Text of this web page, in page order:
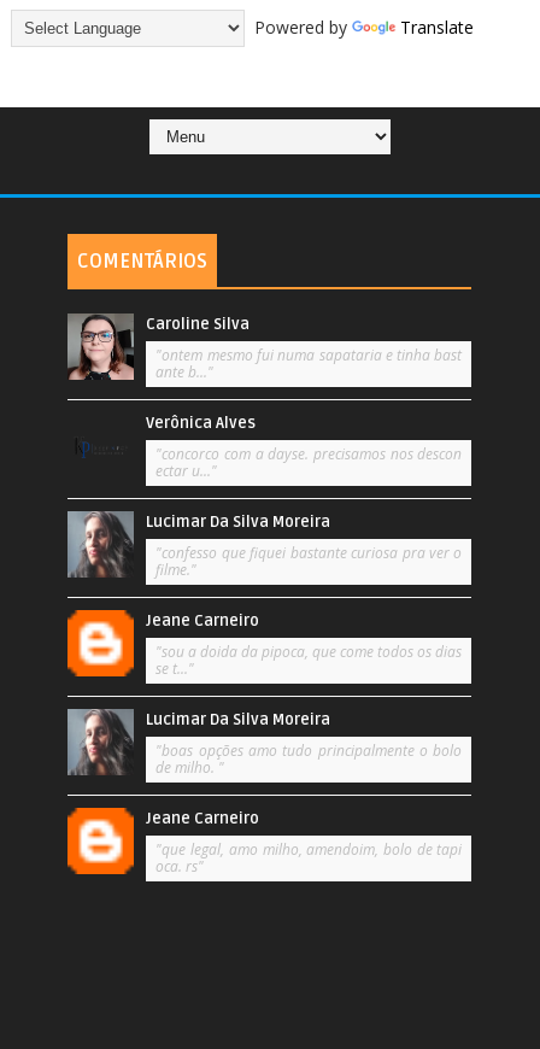
Powered by Translate
COMENTÁRIOS
Caroline Silva
"ontem mesmo fui numa sapataria e tinha bast
ante b..."
Verônica Alves
"concorco com a dayse. precisamos nos descon
ectar u..."
Lucimar Da Silva Moreira
"confesso que fiquei bastante curiosa pra ver o
filme."
Jeane Carneiro
"sou a doida da pipoca, que come todos os dias
se t..."
Lucimar Da Silva Moreira
"boas opções amo tudo principalmente o bolo
de milho. "
Jeane Carneiro
"que legal, amo milho, amendoim, bolo de tapi
oca. rs"